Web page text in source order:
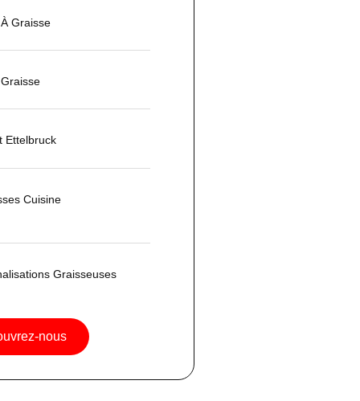
Graisse
Ettelbruck
Cuisine
Graisseuses
nous